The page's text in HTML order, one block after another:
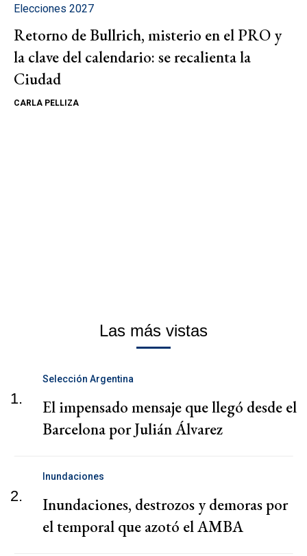
Elecciones 2027
Retorno de Bullrich, misterio en el PRO y
la clave del calendario: se recalienta la
Ciudad
CARLA PELLIZA
Las más vistas
1.
Selección Argentina
El impensado mensaje que llegó desde el
Barcelona por Julián Álvarez
2.
Inundaciones
Inundaciones, destrozos y demoras por
el temporal que azotó el AMBA